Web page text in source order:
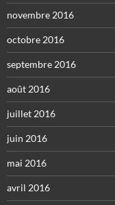
novembre 2016
octobre 2016
septembre 2016
août 2016
juillet 2016
juin 2016
mai 2016
avril 2016